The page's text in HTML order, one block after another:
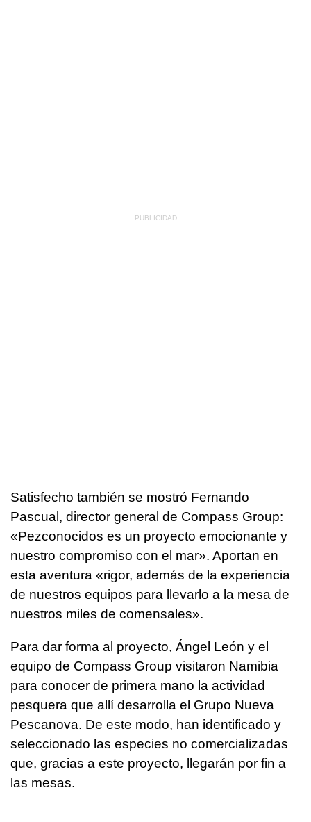
Satisfecho también se mostró Fernando
Pascual, director general de Compass Group:
«Pezconocidos es un proyecto emocionante y
nuestro compromiso con el mar». Aportan en
esta aventura «rigor, además de la experiencia
de nuestros equipos para llevarlo a la mesa de
nuestros miles de comensales».
Para dar forma al proyecto, Ángel León y el
equipo de Compass Group visitaron Namibia
para conocer de primera mano la actividad
pesquera que allí desarrolla el Grupo Nueva
Pescanova. De este modo, han identificado y
seleccionado las especies no comercializadas
que, gracias a este proyecto, llegarán por fin a
las mesas.